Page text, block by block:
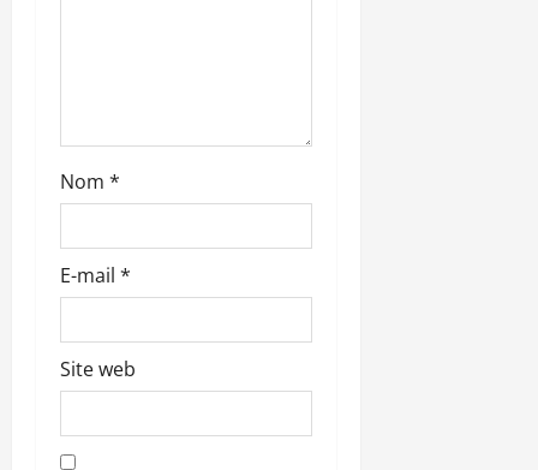
c
l
Nom *
E-mail *
Site web